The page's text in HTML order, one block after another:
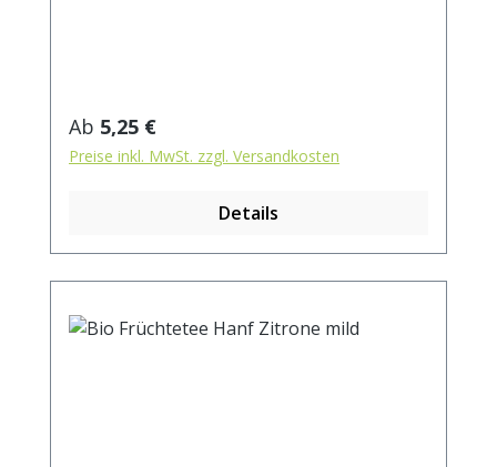
Säuerungsmittel, Zitronensäure),
Weinbeeren*, Karottenstücke*, Rote
Beetestücke*, Hibiskusblüten*,
Milch), Erdbeerstücke* (1%), Vanillestücke*
(0,5%). * aus kontrolliert biologischem
max.10 min.
Regulärer Preis:
Ab 5,25 €
Preise inkl. MwSt. zzgl. Versandkosten
Details